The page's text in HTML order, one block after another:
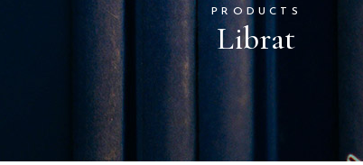
PRODUCTS
Librat